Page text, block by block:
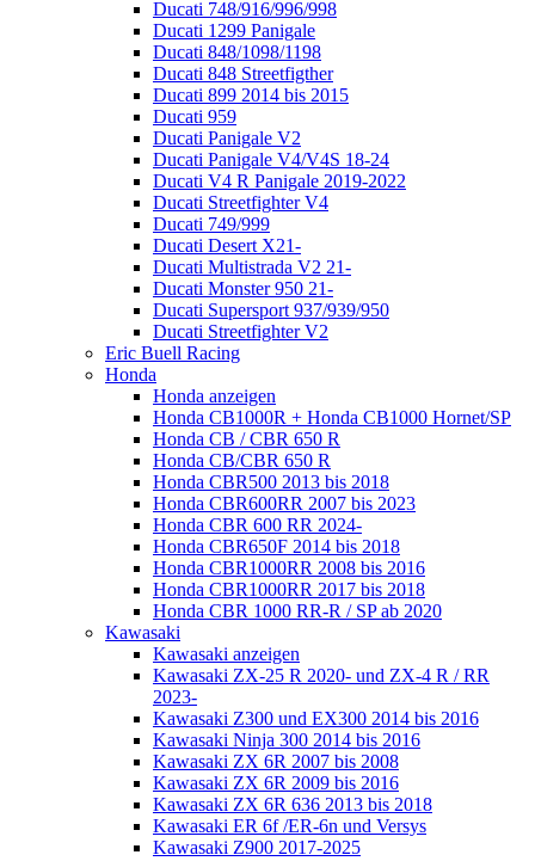
Ducati 748/916/996/998
Ducati 1299 Panigale
Ducati 848/1098/1198
Ducati 848 Streetfigther
Ducati 899 2014 bis 2015
Ducati 959
Ducati Panigale V2
Ducati Panigale V4/V4S 18-24
Ducati V4 R Panigale 2019-2022
Ducati Streetfighter V4
Ducati 749/999
Ducati Desert X21-
Ducati Multistrada V2 21-
Ducati Monster 950 21-
Ducati Supersport 937/939/950
Ducati Streetfighter V2
Eric Buell Racing
Honda
Honda anzeigen
Honda CB1000R + Honda CB1000 Hornet/SP
Honda CB / CBR 650 R
Honda CB/CBR 650 R
Honda CBR500 2013 bis 2018
Honda CBR600RR 2007 bis 2023
Honda CBR 600 RR 2024-
Honda CBR650F 2014 bis 2018
Honda CBR1000RR 2008 bis 2016
Honda CBR1000RR 2017 bis 2018
Honda CBR 1000 RR-R / SP ab 2020
Kawasaki
Kawasaki anzeigen
Kawasaki ZX-25 R 2020- und ZX-4 R / RR
2023-
Kawasaki Z300 und EX300 2014 bis 2016
Kawasaki Ninja 300 2014 bis 2016
Kawasaki ZX 6R 2007 bis 2008
Kawasaki ZX 6R 2009 bis 2016
Kawasaki ZX 6R 636 2013 bis 2018
Kawasaki ER 6f /ER-6n und Versys
Kawasaki Z900 2017-2025